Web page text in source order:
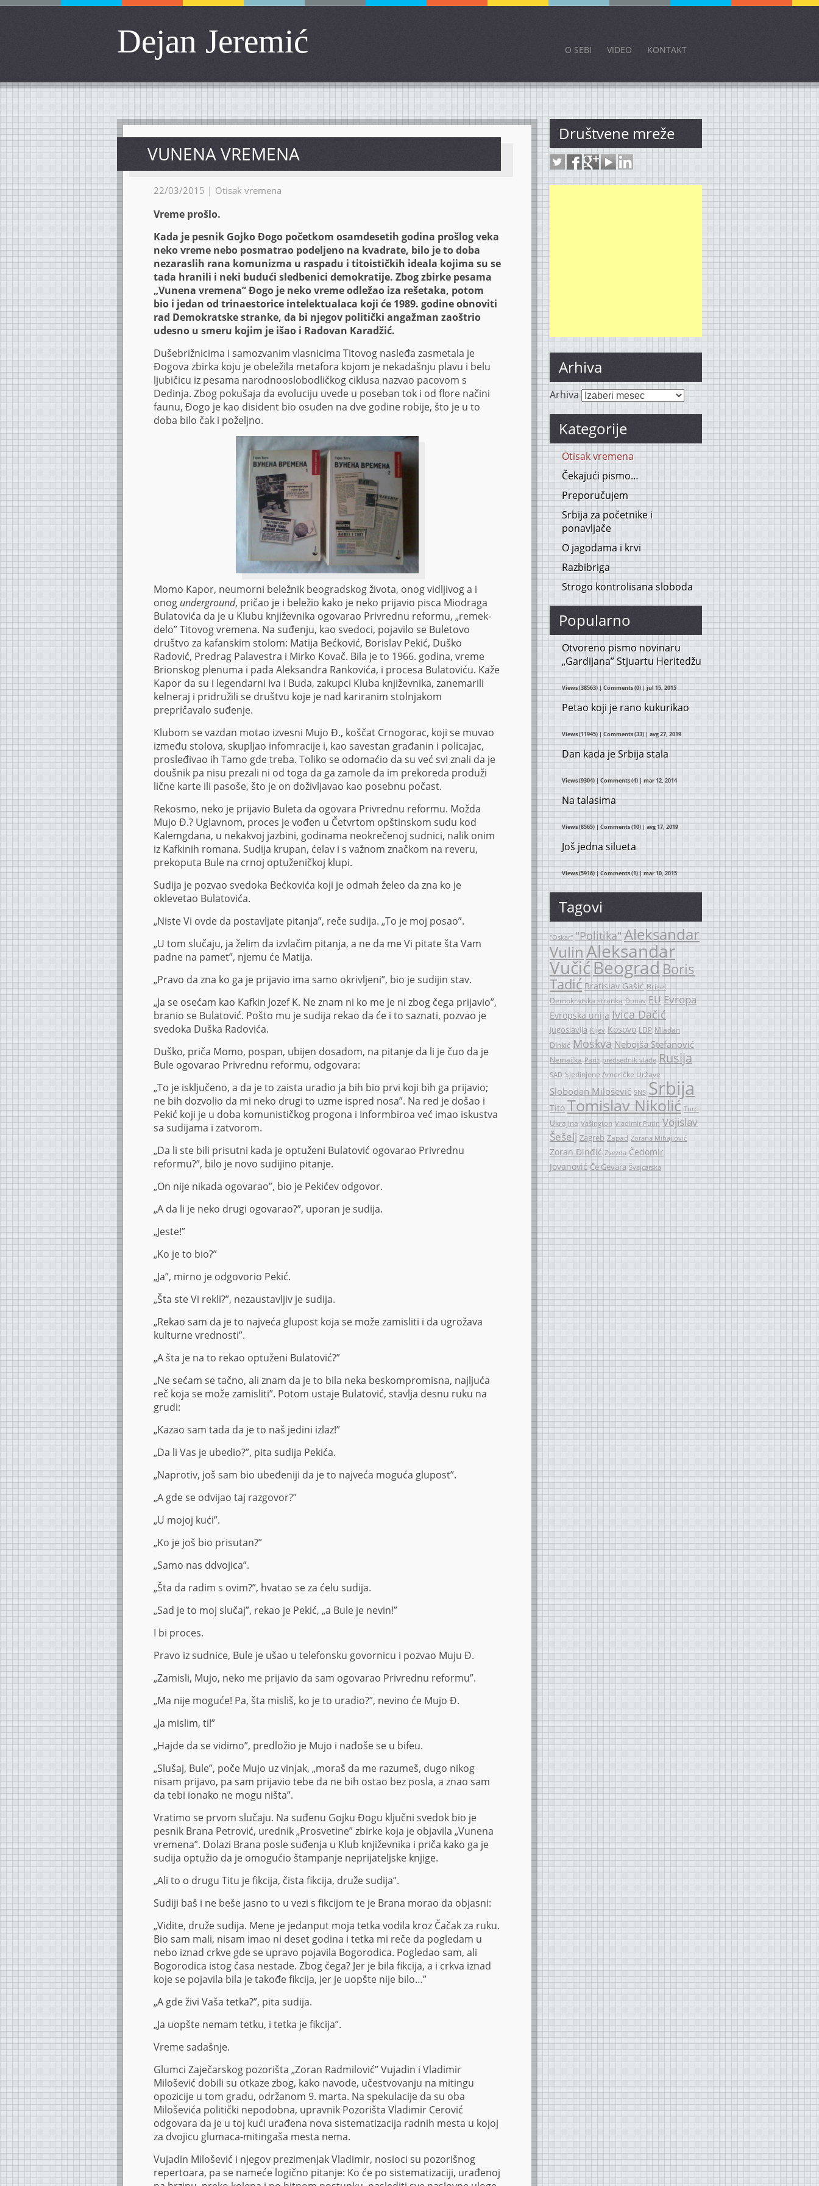
Dejan Jeremić O SEBI VIDEO KONTAKT
VUNENA VREMENA
22/03/2015 | Otisak vremena
Vreme prošlo.
Kada je pesnik Gojko Đogo početkom osamdesetih godina prošlog veka
neko vreme nebo posmatrao podeljeno na kvadrate, bilo je to doba
nezaraslih rana komunizma u raspadu i titoističkih ideala kojima su se
tada hranili i neki budući sledbenici demokratije. Zbog zbirke pesama
„Vunena vremena” Đogo je neko vreme odležao iza rešetaka, potom
bio i jedan od trinaestorice intelektualaca koji će 1989. godine obnoviti
rad Demokratske stranke, da bi njegov politički angažman zaoštrio
udesno u smeru kojim je išao i Radovan Karadžić.
Dušebrižnicima i samozvanim vlasnicima Titovog nasleđa zasmetala je
Đogova zbirka koju je obeležila metafora kojom je nekadašnju plavu i belu
ljubičicu iz pesama narodnooslobodličkog ciklusa nazvao pacovom s
Dedinja. Zbog pokušaja da evoluciju uvede u poseban tok i od flore načini
faunu, Đogo je kao disident bio osuđen na dve godine robije, što je u to
doba bilo čak i poželjno.
Momo Kapor, neumorni beležnik beogradskog života, onog vidljivog a i
onog underground, pričao je i beležio kako je neko prijavio pisca Miodraga
Bulatovića da je u Klubu književnika ogovarao Privrednu reformu, „remek-
delo” Titovog vremena. Na suđenju, kao svedoci, pojavilo se Buletovo
društvo za kafanskim stolom: Matija Bećković, Borislav Pekić, Duško
Radović, Predrag Palavestra i Mirko Kovač. Bila je to 1966. godina, vreme
Brionskog plenuma i pada Aleksandra Rankovića, i procesa Bulatoviću. Kaže
Kapor da su i legendarni Iva i Buda, zakupci Kluba književnika, zanemarili
kelneraj i pridružili se društvu koje je nad kariranim stolnjakom
prepričavalo suđenje.
Klubom se vazdan motao izvesni Mujo Đ., koščat Crnogorac, koji se muvao
između stolova, skupljao infomracije i, kao savestan građanin i policajac,
prosleđivao ih Tamo gde treba. Toliko se odomaćio da su već svi znali da je
doušnik pa nisu prezali ni od toga da ga zamole da im prekoreda produži
lične karte ili pasoše, što je on doživljavao kao posebnu počast.
Rekosmo, neko je prijavio Buleta da ogovara Privrednu reformu. Možda
Mujo Đ.? Uglavnom, proces je vođen u Četvrtom opštinskom sudu kod
Kalemgdana, u nekakvoj jazbini, godinama neokrečenoj sudnici, nalik onim
iz Kafkinih romana. Sudija krupan, ćelav i s važnom značkom na reveru,
prekoputa Bule na crnoj optuženičkoj klupi.
Sudija je pozvao svedoka Bećkovića koji je odmah želeo da zna ko je
oklevetao Bulatovića.
„Niste Vi ovde da postavljate pitanja”, reče sudija. „To je moj posao”.
„U tom slučaju, ja želim da izvlačim pitanja, a ne da me Vi pitate šta Vam
padne na pamet”, njemu će Matija.
„Pravo da zna ko ga je prijavio ima samo okrivljeni”, bio je sudijin stav.
„Ja se osećam kao Kafkin Jozef K. Ne znam ni ko me je ni zbog čega prijavio”,
branio se Bulatović. Pošto mu je sudija rekao da će i to saznati, pozvao je
svedoka Duška Radovića.
Duško, priča Momo, pospan, ubijen dosadom, na pitanje da li je čuo da je
Bule ogovarao Privrednu reformu, odgovara:
„To je isključeno, a da je to zaista uradio ja bih bio prvi koji bih ga prijavio;
ne bih dozvolio da mi neko drugi to uzme ispred nosa”. Na red je došao i
Pekić koji je u doba komunističkog progona i Informbiroa već imao iskustva
sa sudijama i zatvorom.
„Da li ste bili prisutni kada je optuženi Bulatović ogovarao Privrednu
reformu?”, bilo je novo sudijino pitanje.
„On nije nikada ogovarao”, bio je Pekićev odgovor.
„A da li je neko drugi ogovarao?”, uporan je sudija.
„Jeste!”
„Ko je to bio?”
„Ja”, mirno je odgovorio Pekić.
„Šta ste Vi rekli?”, nezaustavljiv je sudija.
„Rekao sam da je to najveća glupost koja se može zamisliti i da ugrožava
kulturne vrednosti”.
„A šta je na to rekao optuženi Bulatović?”
„Ne sećam se tačno, ali znam da je to bila neka beskompromisna, najljuća
reč koja se može zamisliti”. Potom ustaje Bulatović, stavlja desnu ruku na
grudi:
„Kazao sam tada da je to naš jedini izlaz!”
„Da li Vas je ubedio?”, pita sudija Pekića.
„Naprotiv, još sam bio ubeđeniji da je to najveća moguća glupost”.
„A gde se odvijao taj razgovor?”
„U mojoj kući”.
„Ko je još bio prisutan?”
„Samo nas ddvojica”.
„Šta da radim s ovim?”, hvatao se za ćelu sudija.
„Sad je to moj slučaj”, rekao je Pekić, „a Bule je nevin!”
I bi proces.
Pravo iz sudnice, Bule je ušao u telefonsku govornicu i pozvao Muju Đ.
„Zamisli, Mujo, neko me prijavio da sam ogovarao Privrednu reformu”.
„Ma nije moguće! Pa, šta misliš, ko je to uradio?”, nevino će Mujo Đ.
„Ja mislim, ti!”
„Hajde da se vidimo”, predložio je Mujo i nađoše se u bifeu.
„Slušaj, Bule”, poče Mujo uz vinjak, „moraš da me razumeš, dugo nikog
nisam prijavo, pa sam prijavio tebe da ne bih ostao bez posla, a znao sam
da tebi ionako ne mogu ništa”.
Vratimo se prvom slučaju. Na suđenu Gojku Đogu ključni svedok bio je
pesnik Brana Petrović, urednik „Prosvetine” zbirke koja je objavila „Vunena
vremena”. Dolazi Brana posle suđenja u Klub književnika i priča kako ga je
sudija optužio da je omogućio štampanje neprijateljske knjige.
„Ali to o drugu Titu je fikcija, čista fikcija, druže sudija”.
Sudiji baš i ne beše jasno to u vezi s fikcijom te je Brana morao da objasni:
„Vidite, druže sudija. Mene je jedanput moja tetka vodila kroz Čačak za ruku.
Bio sam mali, nisam imao ni deset godina i tetka mi reče da pogledam u
nebo iznad crkve gde se upravo pojavila Bogorodica. Pogledao sam, ali
Bogorodica istog časa nestade. Zbog čega? Jer je bila fikcija, a i crkva iznad
koje se pojavila bila je takođe fikcija, jer je uopšte nije bilo…”
„A gde živi Vaša tetka?”, pita sudija.
„Ja uopšte nemam tetku, i tetka je fikcija”.
Vreme sadašnje.
Glumci Zaječarskog pozorišta „Zoran Radmilović” Vujadin i Vladimir
Milošević dobili su otkaze zbog, kako navode, učestvovanju na mitingu
opozicije u tom gradu, održanom 9. marta. Na spekulacije da su oba
Miloševića politički nepodobna, upravnik Pozorišta Vladimir Cerović
odgovara da je u toj kući urađena nova sistematizacija radnih mesta u kojoj
za dvojicu glumaca-mitingaša mesta nema.
Vujadin Milošević i njegov prezimenjak Vladimir, nosioci su pozorišnog
repertoara, pa se nameće logično pitanje: Ko će po sistematizaciji, urađenoj
Društvene mreže
Arhiva
Arhiva
Kategorije
Otisak vremena
Čekajući pismo…
Preporučujem
Srbija za početnike i
ponavljače
O jagodama i krvi
Razbibriga
Strogo kontrolisana sloboda
Popularno
Otvoreno pismo novinaru
„Gardijana” Stjuartu Heritedžu
Views (38563)|Comments (0)| jul 15, 2015
Petao koji je rano kukurikao
Views (11945)|Comments (33)| avg 27, 2019
Dan kada je Srbija stala
Views (9304)|Comments (4)| mar 12, 2014
Na talasima
Views (8565) | Comments (10) | avg 17, 2019
Još jedna silueta
Views (5916)|Comments (1)| mar 10, 2015
Tagovi
"Oskar" "Politika"Aleksandar
VulinAleksandar
VučićBeogradBoris
Tadić Bratislav Gašić Brisel
Demokratska stranka Dunav EUEvropa
Evropska unija Ivica Dačić
Jugoslavija Kijev Kosovo LDP Mlađan
DInkić Moskva Nebojša Stefanović
Nemačka Pariz predsednik vlade Rusija
SAD Sjedinjene Američke Države
Slobodan Milošević SNS Srbija
Tito Tomislav Nikolić Turci
Ukrajina Vašington Vladimir Putin Vojislav
Šešelj Zagreb Zapad Zorana Mihajlović
Zoran Đinđić Zvezda Čedomir
Jovanović Če Gevara Švajcarska